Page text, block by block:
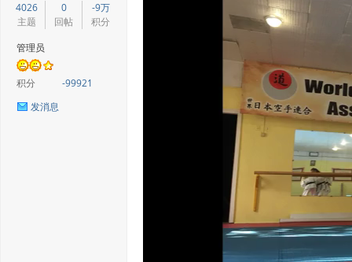
4026
主题
0
回帖
-9万
积分
管理员
积分
-99921
发消息